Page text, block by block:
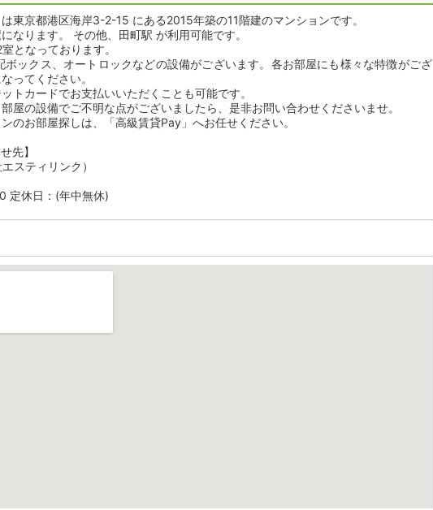
は東京都港区海岸3-2-15 にある2015年築の11階建のマンションです。
なります。 その他、田町駅 が利用可能です。
となっております。
ボックス、オートロックなどの設備がございます。各お部屋にも様々な特徴がござ
ってください。
トカードでお支払いいただくことも可能です。
屋の設備でご不明な点がございましたら、是非お問い合わせくださいませ。
のお部屋探しは、「高級賃貸Pay」へお任せください。
先】
スティリンク）
定休日：(年中無休)